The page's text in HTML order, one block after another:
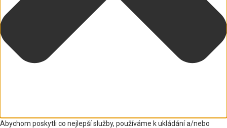
Abychom poskytli co nejlepší služby, používáme k ukládání a/nebo